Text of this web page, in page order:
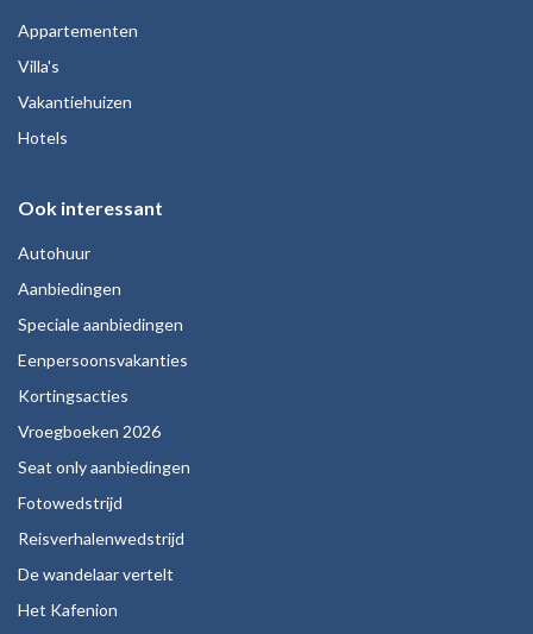
Appartementen
Villa's
Vakantiehuizen
Hotels
Ook interessant
Autohuur
Aanbiedingen
Speciale aanbiedingen
Eenpersoonsvakanties
Kortingsacties
Vroegboeken 2026
Seat only aanbiedingen
Fotowedstrijd
Reisverhalenwedstrijd
De wandelaar vertelt
Het Kafenion